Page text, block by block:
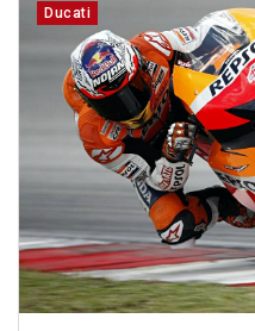
Ducati